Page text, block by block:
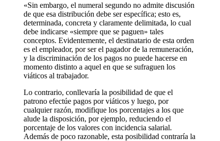
«Sin embargo, el numeral segundo no admite discusión
de que esa distribución debe ser específica; esto es,
determinada, concreta y claramente delimitada, lo cual
debe indicarse «siempre que se paguen» tales
conceptos. Evidentemente, el destinatario de esta orden
es el empleador, por ser el pagador de la remuneración,
y la discriminación de los pagos no puede hacerse en
momento distinto a aquel en que se sufraguen los
viáticos al trabajador.
Lo contrario, conllevaría la posibilidad de que el
patrono efectúe pagos por viáticos y luego, por
cualquier razón, modifique los porcentajes a los que
alude la disposición, por ejemplo, reduciendo el
porcentaje de los valores con incidencia salarial.
Además de poco razonable, esta posibilidad contraría la